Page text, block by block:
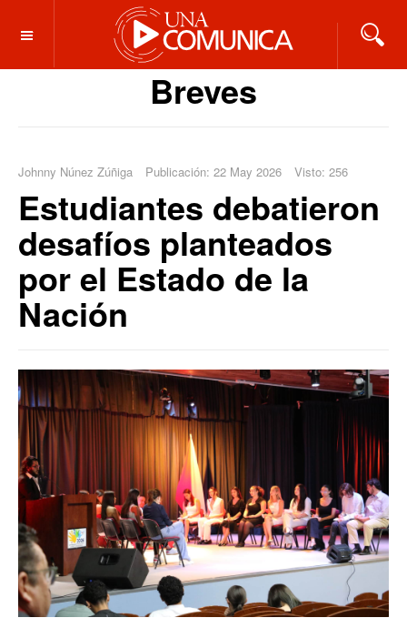
OFF CANVAS
Breves
Johnny Núnez Zúñiga Publicación: 22 May 2026 Visto: 256
Estudiantes debatieron
desafíos planteados
por el Estado de la
Nación